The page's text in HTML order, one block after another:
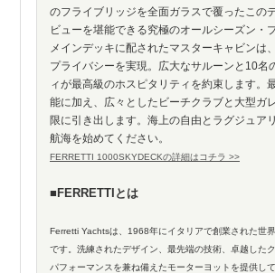
のフライブリッジを全面ガラスで覆ったこの
ビューを堪能できる究極のオールシーズン・
メインデッキに配されたマスターキャビンは
プライバシーを実現。広大なサルーンと10名
ィが最高級のホスピタリティを約束します。
能に加え、広々としたビーチクラブと大型ガ
限に引き出します。海上の自由とラグジュア
航海を始めてください。
FERRETTI 1000SKYDECKの詳細はコチラ >>
■FERRETTIとは
Ferretti Yachtsは、1968年にイタリアで創業された世
です。洗練されたデザイン、最先端の技術、卓越した
パフォーマンスを兼ね備えたモーターヨットを提供し